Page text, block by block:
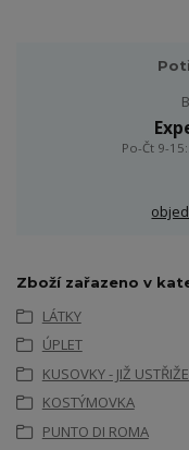
Po-Čt 9-
Zboží zařazeno v
LÁTKY
ÚPLET
KUSOVKY - JIŽ
KOSTÝMOVKA
PUNTO DI ROMA